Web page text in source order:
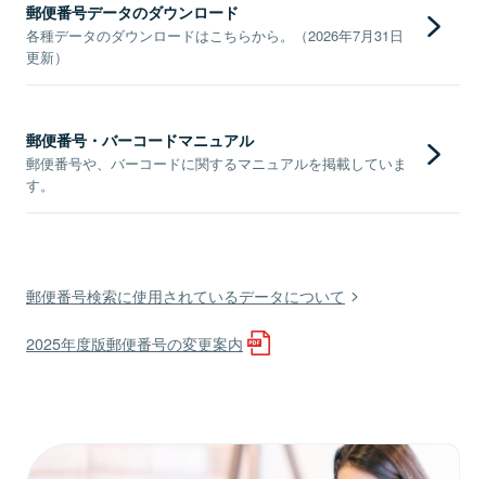
郵便番号データのダウンロード
各種データのダウンロードはこちらから。（2026年7月31日
更新）
郵便番号・バーコードマニュアル
郵便番号や、バーコードに関するマニュアルを掲載していま
す。
郵便番号検索に使用されているデータについて
2025年度版郵便番号の変更案内